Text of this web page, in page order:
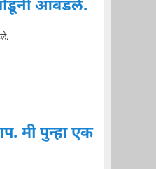
आवडले.
मी पुन्हा एक